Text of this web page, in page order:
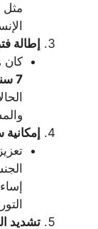
مثل
إطالة
كان
7 سنوات
تشديد